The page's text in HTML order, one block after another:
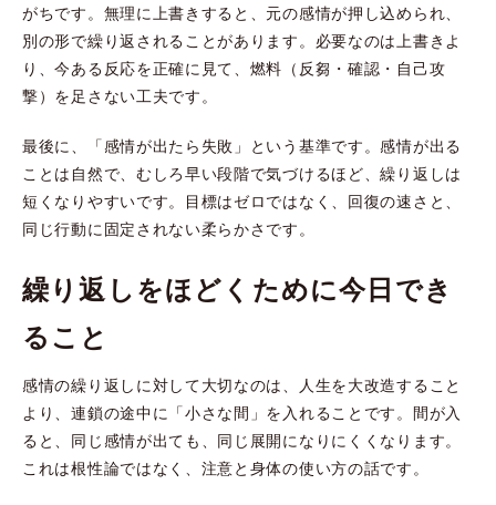
がちです。無理に上書きすると、元の感情が押し込められ、
別の形で繰り返されることがあります。必要なのは上書きよ
り、今ある反応を正確に見て、燃料（反芻・確認・自己攻
撃）を足さない工夫です。
最後に、「感情が出たら失敗」という基準です。感情が出る
ことは自然で、むしろ早い段階で気づけるほど、繰り返しは
短くなりやすいです。目標はゼロではなく、回復の速さと、
同じ行動に固定されない柔らかさです。
繰り返しをほどくために今日でき
ること
感情の繰り返しに対して大切なのは、人生を大改造すること
より、連鎖の途中に「小さな間」を入れることです。間が入
ると、同じ感情が出ても、同じ展開になりにくくなります。
これは根性論ではなく、注意と身体の使い方の話です。